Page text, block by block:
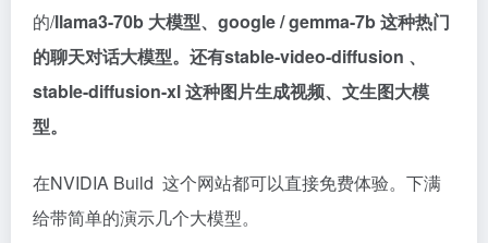
的/llama3-70b 大模型、google / gemma-7b 这种热门
的聊天对话大模型。还有stable-video-diffusion 、
stable-diffusion-xl 这种图片生成视频、文生图大模
型。
在NVIDIA Build 这个网站都可以直接免费体验。下满
给带简单的演示几个大模型。